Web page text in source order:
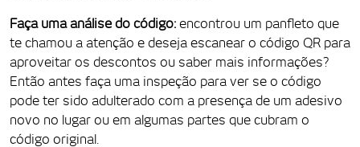
Faça uma análise do código: encontrou um panfleto que
te chamou a atenção e deseja escanear o código QR para
aproveitar os descontos ou saber mais informações?
Então antes faça uma inspeção para ver se o código
pode ter sido adulterado com a presença de um adesivo
novo no lugar ou em algumas partes que cubram o
código original.